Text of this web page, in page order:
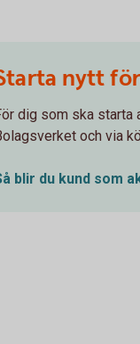
nytt
dig som ska starta
och via
blir du kund som